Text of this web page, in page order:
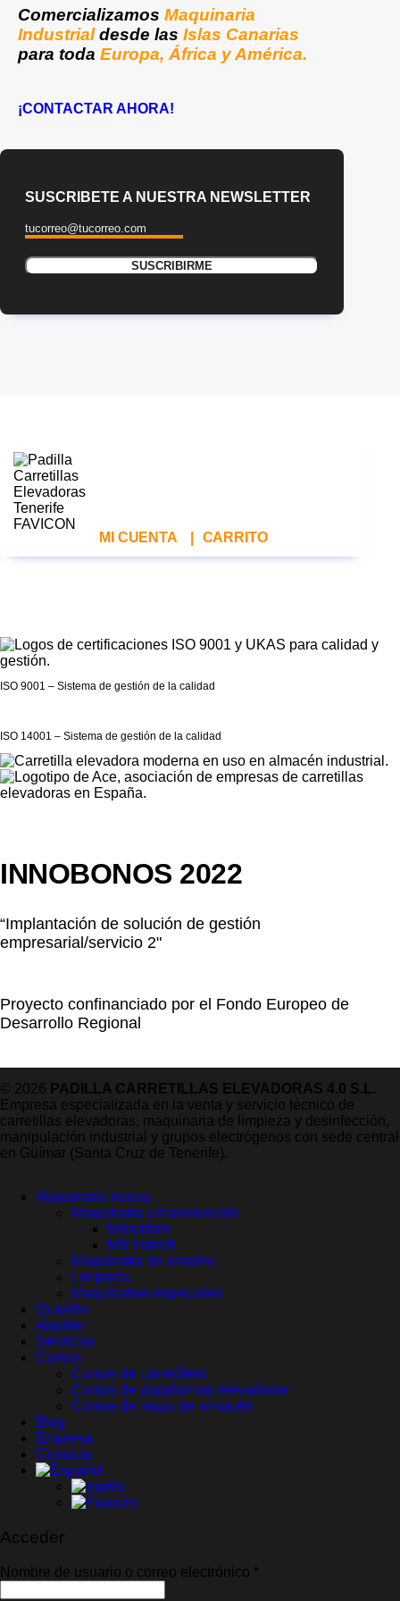
Comercializamos Maquinaria
Industrialdesde las Islas Canarias
para toda Europa, África y América.
¡CONTACTAR AHORA!
SUSCRIBETE A NUESTRA NEWSLETTER
MI CUENTA CARRITO
ISO 9001 – Sistema de gestión de la calidad
ISO 14001 – Sistema de gestión de la calidad
INNOBONOS 2022
“Implantación de solución de gestión
empresarial/servicio 2"
Proyecto confinanciado por el Fondo Europeo de
Desarrollo Regional
© 2026 PADILLA CARRETILLAS ELEVADORAS 4.0 S.L.
Empresa especializada en la venta y servicio técnico de
carretillas elevadoras, maquinaria de limpieza y desinfección,
manipulación industrial y grupos electrógenos con sede central
en Güímar (Santa Cruz de Tenerife).
Maquinaria nueva
Maquinaria y manutención
Mitsubishi
MB Forklift
Maquinaria de arrastre
Limpieza
Maquinarias especiales
Ocasión
Alquiler
Servicios
Cursos
Cursos de carretillero
Cursos de plataformas elevadoras
Cursos de mozo de almacén
Blog
Empresa
Contacto
Acceder
Nombre de usuario o correo electrónico *